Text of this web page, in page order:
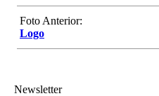
Foto Anterior:
Logo
Newsletter